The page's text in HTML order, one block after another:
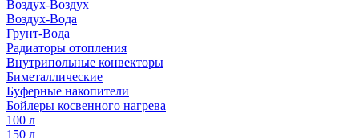
Воздух-Воздух
Воздух-Вода
Грунт-Вода
Радиаторы отопления
Внутрипольные конвекторы
Биметаллические
Буферные накопители
Бойлеры косвенного нагрева
100 л
150 л